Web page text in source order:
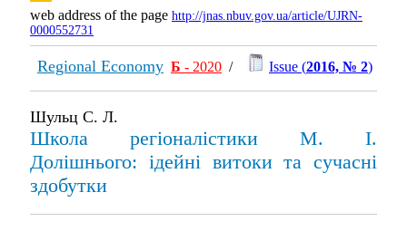
web address of the page http://jnas.nbuv.gov.ua/article/UJRN-
0000552731
Regional Economy Б - 2020 / Issue (2016, № 2)
Шульц С. Л.
Школа регіоналістики М. І.
Долішнього: ідейні витоки та сучасні
здобутки